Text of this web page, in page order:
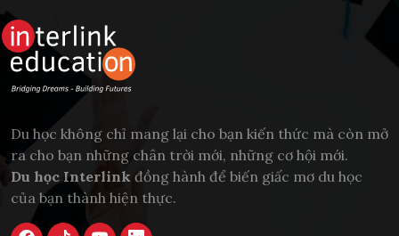
Du học không chỉ mang lại cho bạn kiến thức mà còn mở
ra cho bạn những chân trời mới, những cơ hội mới.
Du học Interlink đồng hành để biến giấc mơ du học
của bạn thành hiện thực.